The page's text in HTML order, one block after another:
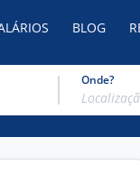
BLOG
Onde?